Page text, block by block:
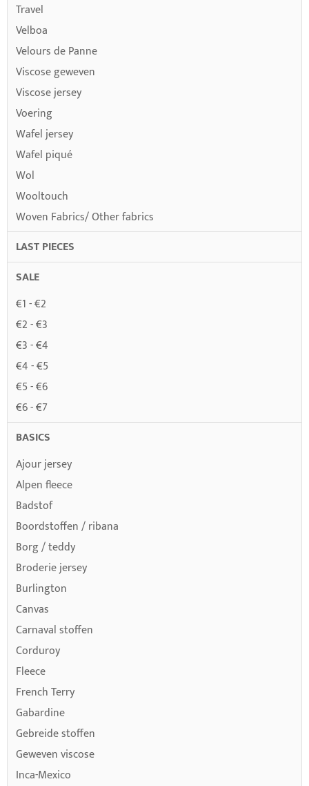
Travel
Velboa
Velours de Panne
Viscose geweven
Viscose jersey
Voering
Wafel jersey
Wafel piqué
Wol
Wooltouch
Woven Fabrics/ Other fabrics
LAST PIECES
SALE
€1 - €2
€2 - €3
€3 - €4
€4 - €5
€5 - €6
€6 - €7
BASICS
Ajour jersey
Alpen fleece
Badstof
Boordstoffen / ribana
Borg / teddy
Broderie jersey
Burlington
Canvas
Carnaval stoffen
Corduroy
Fleece
French Terry
Gabardine
Gebreide stoffen
Geweven viscose
Inca-Mexico